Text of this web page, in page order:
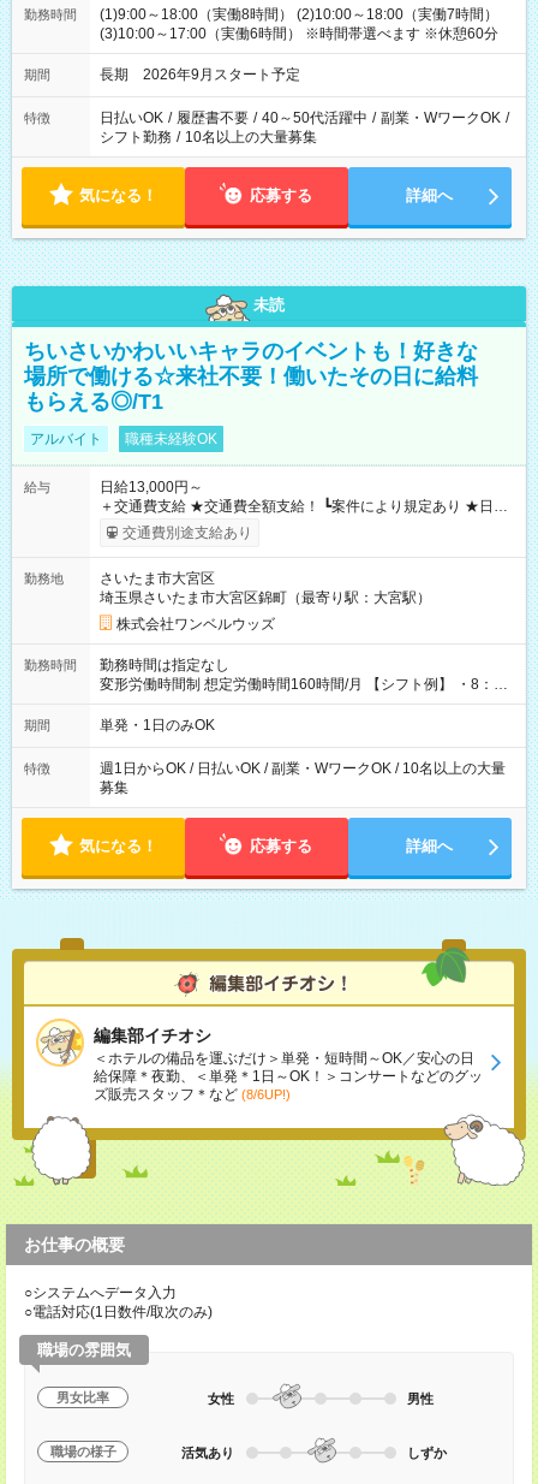
勤務時間
(1)9:00～18:00（実働8時間） (2)10:00～18:00（実働7時間）
(3)10:00～17:00（実働6時間） ※時間帯選べます ※休憩60分
期間 長期 2026年9月スタート予定
特徴 日払いOK / 履歴書不要 / 40～50代活躍中 / 副業・WワークOK /
シフト勤務 / 10名以上の大量募集
気になる！ 応募する 詳細へ
未読
ちいさいかわいいキャラのイベントも！好きな
場所で働ける☆来社不要！働いたその日に給料
もらえる◎/T1
アルバイト 職種未経験OK
給与
日給13,000円～
＋交通費支給 ★交通費全額支給！ ┗案件により規定あり ★日払
いOK！（規定あり） ┗働いたその日に現金GET♪ お仕事後はコ
ンビニATMから 日払い分を引き落とせます！ 【試用期間】試
交通費別途支給あり
勤務地
さいたま市大宮区
埼玉県さいたま市大宮区錦町（最寄り駅：大宮駅）
株式会社ワンベルウッズ
勤務時間
勤務時間は指定なし
変形労働時間制 想定労働時間160時間/月 【シフト例】 ・8：00
～21：00
期間 単発・1日のみOK
特徴
週1日からOK / 日払いOK / 副業・WワークOK / 10名以上の大量
募集
気になる！ 応募する 詳細へ
編集部イチオシ
＜ホテルの備品を運ぶだけ＞単発・短時間～OK／安心の日
給保障＊夜勤、＜単発＊1日～OK！＞コンサートなどのグッ
ズ販売スタッフ＊など (8/6UP!)
お仕事の概要
○システムへデータ入力
○電話対応(1日数件/取次のみ)
職場の雰囲気
男女比率 女性 男性
職場の様子 活気あり しずか